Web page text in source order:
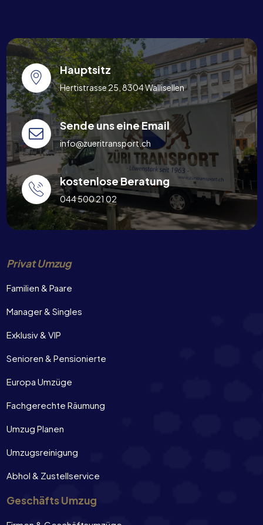
Hauptsitz
Hertistrasse 25, 8304 Wallisellen
Sende uns eine Email
info@zueritransport.ch
kostenlose Beratung
044 500 21 02
Privat Umzug
Familien & Paare
Manager & Singles
Exklusiv & VIP
Senioren & Pensionierte
Europa Umzüge
Fachgerechte Räumung
Umzug Planen
Umzugsreinigung
Abhol & Zustellservice
Geschäfts Umzug